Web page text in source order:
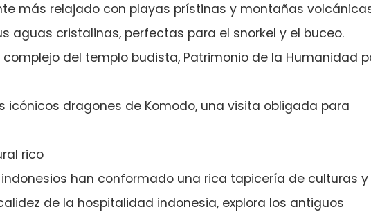
más relajado con playas prístinas y montañas
aguas cristalinas, perfectas para el snorkel y el buceo.
complejo del templo budista, Patrimonio de la Humanidad
icónicos dragones de Komodo, una visita obligada para
rico
han conformado una rica tapicería de culturas y
de la hospitalidad indonesia, explora los antiguos